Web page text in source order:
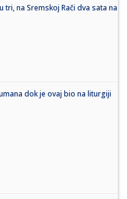
tri, na Sremskoj Rači dva sata na
dok je ovaj bio na liturgiji